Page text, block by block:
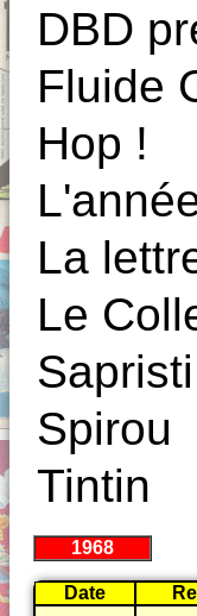
DBD
Fluide
Hop !
La
Le
Spirou
Tintin
1968
Date